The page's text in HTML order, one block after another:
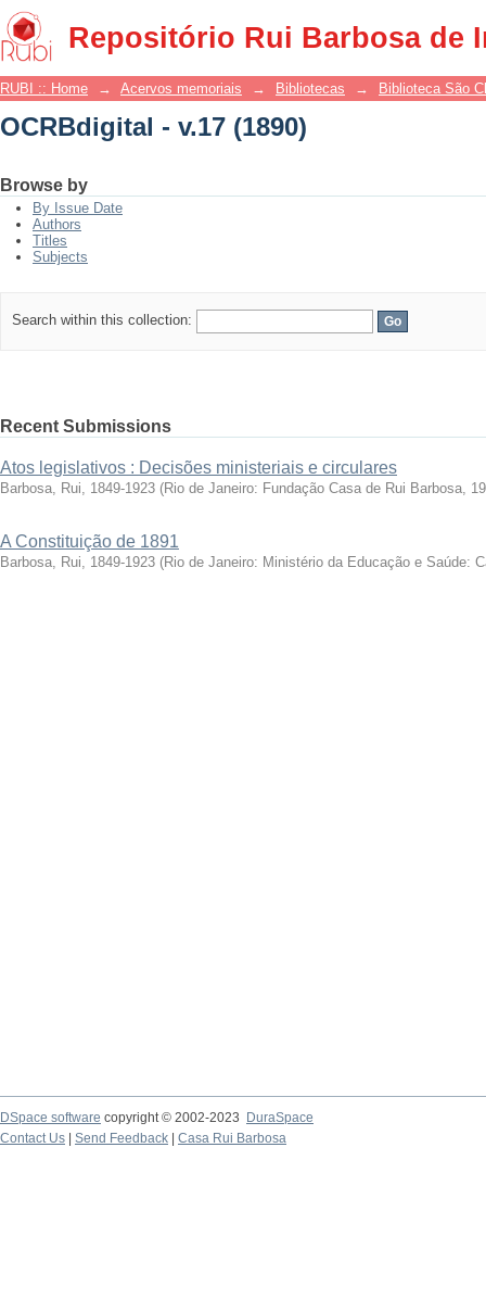
Repositório Rui Barbosa de
OCRBdigital - v.17 (1890)
RUBI :: Home → Acervos memoriais → Bibliotecas → Biblioteca São
OCRBdigital - v.17 (1890)
Browse by
By Issue Date
Authors
Titles
Subjects
Search within this collection:
Recent Submissions
Atos legislativos : Decisões ministeriais e circulares
Barbosa, Rui, 1849-1923 (Rio de Janeiro: Fundação Casa de Rui Barbosa,
A Constituição de 1891
Barbosa, Rui, 1849-1923 (Rio de Janeiro: Ministério da Educação e Saúde:
DSpace software copyright © 2002-2023
DuraSpace
Contact Us
Send Feedback Casa Rui Barbosa